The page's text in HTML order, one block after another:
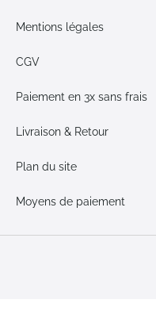
Mentions légales
CGV
Paiement en 3x sans frais
Livraison & Retour
Plan du site
Moyens de paiement